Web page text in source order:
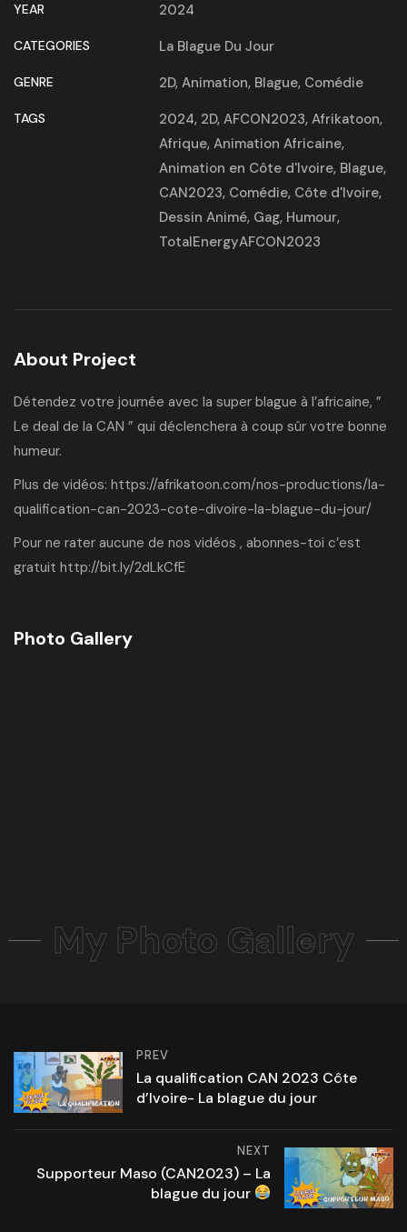
YEAR 2024
CATEGORIES La Blague Du Jour
GENRE 2D, Animation, Blague, Comédie
TAGS 2024, 2D, AFCON2023, Afrikatoon,
Afrique, Animation Africaine,
Animation en Côte d'Ivoire, Blague,
CAN2023, Comédie, Côte d'Ivoire,
Dessin Animé, Gag, Humour,
TotalEnergyAFCON2023
About Project
Détendez votre journée avec la super blague à l’africaine, ”
Le deal de la CAN ” qui déclenchera à coup sûr votre bonne
humeur.
Plus de vidéos: https://afrikatoon.com/nos-productions/la-
qualification-can-2023-cote-divoire-la-blague-du-jour/
Pour ne rater aucune de nos vidéos , abonnes-toi c’est
gratuit http://bit.ly/2dLkCfE
Photo Gallery
My Photo Gallery
PREV
La qualification CAN 2023 Côte
d’Ivoire- La blague du jour
NEXT
Supporteur Maso (CAN2023) – La
blague du jour